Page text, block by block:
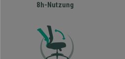
8h-Nutzung